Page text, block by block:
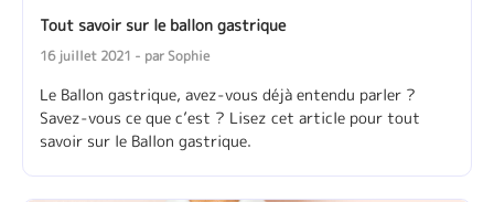
Tout savoir sur le ballon gastrique
16 juillet 2021 - par Sophie
Le Ballon gastrique, avez-vous déjà entendu parler ?
Savez-vous ce que c’est ? Lisez cet article pour tout
savoir sur le Ballon gastrique.